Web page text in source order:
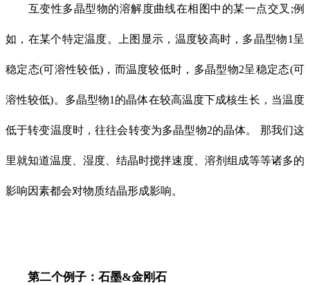
互变性多晶型物的溶解度曲线在相图中的某一点交叉;例
如，在某个特定温度。上图显示，温度较高时，多晶型物1呈
稳定态(可溶性较低)，而温度较低时，多晶型物2呈稳定态(可
溶性较低)。多晶型物1的晶体在较高温度下成核生长，当温度
低于转变温度时，往往会转变为多晶型物2的晶体。 那我们这
里就知道温度、湿度、结晶时搅拌速度、溶剂组成等等诸多的
影响因素都会对物质结晶形成影响。
第二个例子：石墨&金刚石